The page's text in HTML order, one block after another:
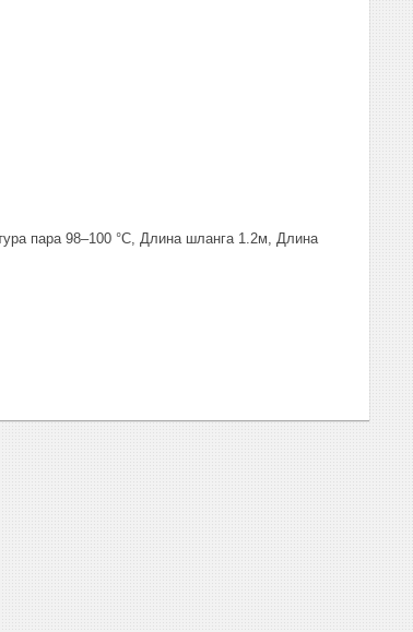
пара 98–100 °С, Длина шланга 1.2м, Длина